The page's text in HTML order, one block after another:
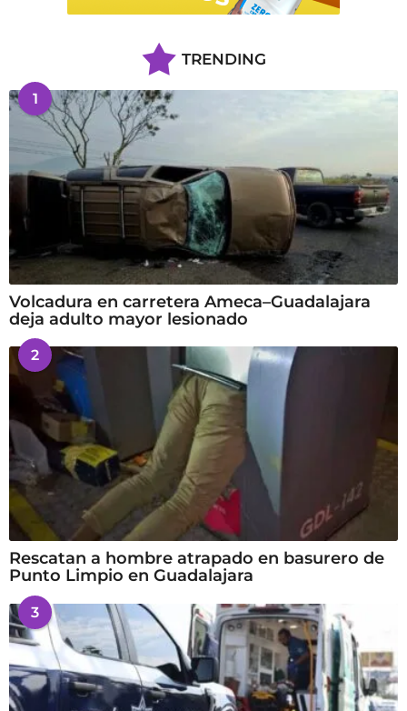
TRENDING
1
Volcadura en carretera Ameca–Guadalajara
deja adulto mayor lesionado
2
Rescatan a hombre atrapado en basurero de
Punto Limpio en Guadalajara
3